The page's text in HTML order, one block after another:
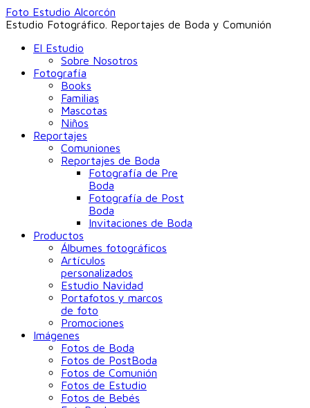
Foto Estudio Alcorcón
Estudio Fotográfico. Reportajes de Boda y Comunión
El Estudio
Sobre Nosotros
Fotografía
Books
Familias
Mascotas
Niños
Reportajes
Comuniones
Reportajes de Boda
Fotografía de Pre
Boda
Fotografía de Post
Boda
Invitaciones de Boda
Productos
Álbumes fotográficos
Artículos
personalizados
Estudio Navidad
Portafotos y marcos
de foto
Promociones
Imágenes
Fotos de Boda
Fotos de PostBoda
Fotos de Comunión
Fotos de Estudio
Fotos de Bebés